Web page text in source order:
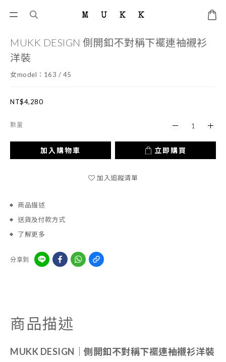
MUKK DESIGN 側開釦不對稱下襬連袖襯衫
洋裝
女model：163 / 45
NT$4,280
數量
加入購物車 立即購買
加入追蹤清單
商品描述
送貨及付款方式
了解更多
分享到
商品描述
MUKK DESIGN｜ 側開釦不對稱下襬連袖襯衫洋裝